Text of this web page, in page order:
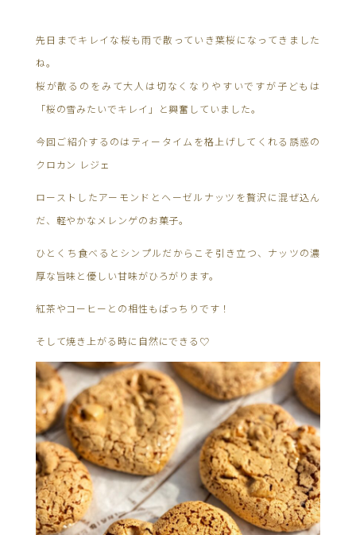
先日までキレイな桜も雨で散っていき葉桜になってきました
ね。
桜が散るのをみて大人は切なくなりやすいですが子どもは
「桜の雪みたいでキレイ」と興奮していました。
今回ご紹介するのはティータイムを格上げしてくれる誘惑の
クロカン レジェ
ローストしたアーモンドとヘーゼルナッツを贅沢に混ぜ込ん
だ、軽やかなメレンゲのお菓子。
ひとくち食べるとシンプルだからこそ引き立つ、ナッツの濃
厚な旨味と優しい甘味がひろがります。
紅茶やコーヒーとの相性もばっちりです！
そして焼き上がる時に自然にできる♡